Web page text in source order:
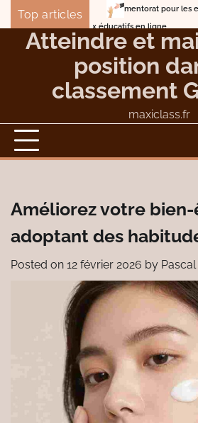
Skip
content
Top articlesmentorat pour les entreprises de
Lune de miel en mer sur les traces du
Atteindre et
position
classement
maxiclass.fr
Améliorez votre
adoptant des
Posted on 12 février 2026 by